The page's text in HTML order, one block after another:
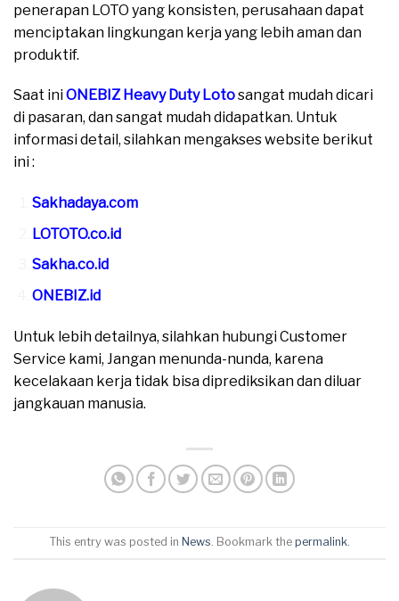
penerapan LOTO yang konsisten, perusahaan dapat
menciptakan lingkungan kerja yang lebih aman dan
produktif.
Saat iniONEBIZ Heavy Duty Lotosangat mudah dicari
di pasaran, dan sangat mudah didapatkan. Untuk
informasi detail, silahkan mengakses website berikut
ini :
Sakhadaya.com
LOTOTO.co.id
Sakha.co.id
ONEBIZ.id
Untuk lebih detailnya, silahkan hubungi Customer
Service kami, Jangan menunda-nunda, karena
kecelakaan kerja tidak bisa diprediksikan dan diluar
jangkauan manusia.
This entry was posted in News. Bookmark the permalink.